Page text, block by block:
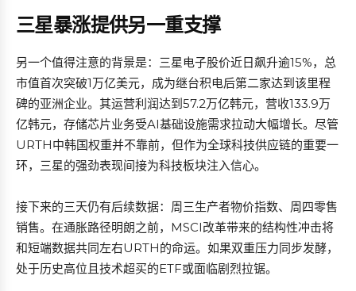
三星暴涨提供另一重支撑
另一个值得注意的背景是：三星电子股价近日飙升逾15%，总
市值首次突破1万亿美元，成为继台积电后第二家达到该里程
碑的亚洲企业。其运营利润达到57.2万亿韩元，营收133.9万
亿韩元，存储芯片业务受AI基础设施需求拉动大幅增长。尽管
URTH中韩国权重并不靠前，但作为全球科技供应链的重要一
环，三星的强劲表现间接为科技板块注入信心。
接下来的三天仍有后续数据：周三生产者物价指数、周四零售
销售。在通胀路径明朗之前，MSCI改革带来的结构性冲击将
和短端数据共同左右URTH的命运。如果双重压力同步发酵，
处于历史高位且技术超买的ETF或面临剧烈拉锯。